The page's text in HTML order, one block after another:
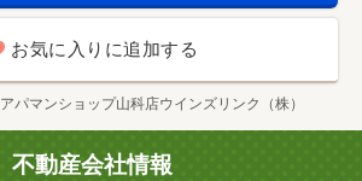
お気に入りに追加する
アパマンショップ山科店ウインズリンク（株）
不動産会社情報